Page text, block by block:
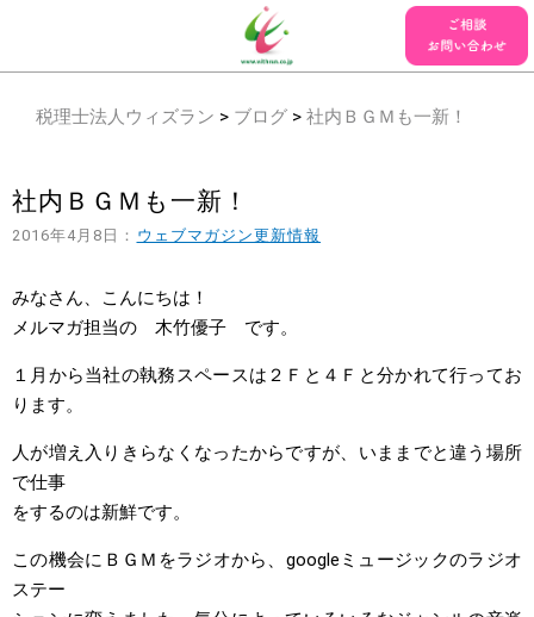
税理士法人ウィズラン > ブログ > 社内ＢＧＭも一新！
社内ＢＧＭも一新！
2016年4月8日： ウェブマガジン更新情報
みなさん、こんにちは！
メルマガ担当の 木竹優子 です。
１月から当社の執務スペースは２Ｆと４Ｆと分かれて行ってお
ります。
人が増え入りきらなくなったからですが、いままでと違う場所
で仕事
をするのは新鮮です。
この機会にＢＧＭをラジオから、googleミュージックのラジオ
ステー